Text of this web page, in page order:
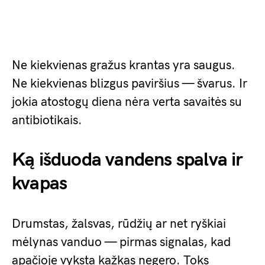
Ne kiekvienas gražus krantas yra saugus.
Ne kiekvienas blizgus paviršius — švarus. Ir
jokia atostogų diena nėra verta savaitės su
antibiotikais.
Ką išduoda vandens spalva ir
kvapas
Drumstas, žalsvas, rūdžių ar net ryškiai
mėlynas vanduo — pirmas signalas, kad
apačioje vyksta kažkas negero. Toks